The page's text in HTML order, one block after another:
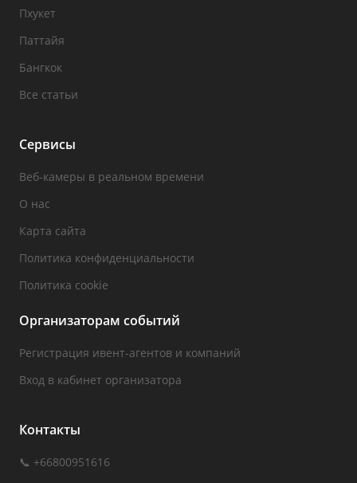
Пхукет
Паттайя
Бангкок
Все статьи
Сервисы
Веб-камеры в реальном времени
О нас
Карта сайта
Политика конфиденциальности
Политика cookie
Организаторам событий
Регистрация ивент-агентов и компаний
Вход в кабинет организатора
Контакты
📞 +66800951616